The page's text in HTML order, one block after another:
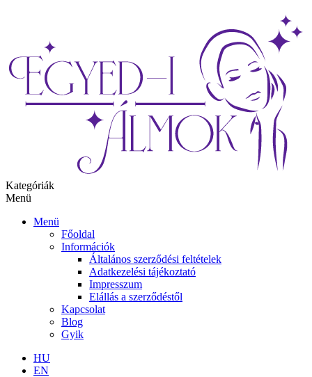
Kategóriák
Menü
Menü
Főoldal
Információk
Általános szerződési feltételek
Adatkezelési tájékoztató
Impresszum
Elállás a szerződéstől
Kapcsolat
Blog
Gyik
HU
EN